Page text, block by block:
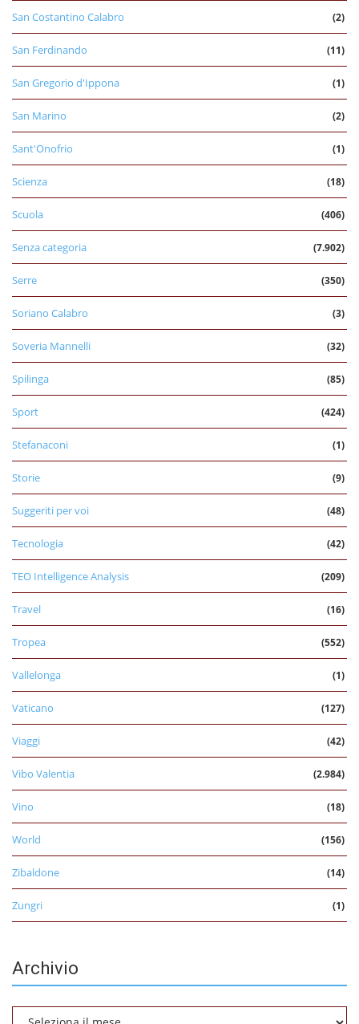
San Costantino Calabro (2)
San Ferdinando (11)
San Gregorio d'Ippona (1)
San Marino (2)
Sant'Onofrio (1)
Scienza (18)
Scuola (406)
Senza categoria (7.902)
Serre (350)
Soriano Calabro (3)
Soveria Mannelli (32)
Spilinga (85)
Sport (424)
Stefanaconi (1)
Storie (9)
Suggeriti per voi (48)
Tecnologia (42)
TEO Intelligence Analysis (209)
Travel (16)
Tropea (552)
Vallelonga (1)
Vaticano (127)
Viaggi (42)
Vibo Valentia (2.984)
Vino (18)
World (156)
Zibaldone (14)
Zungri (1)
Archivio
Archivio